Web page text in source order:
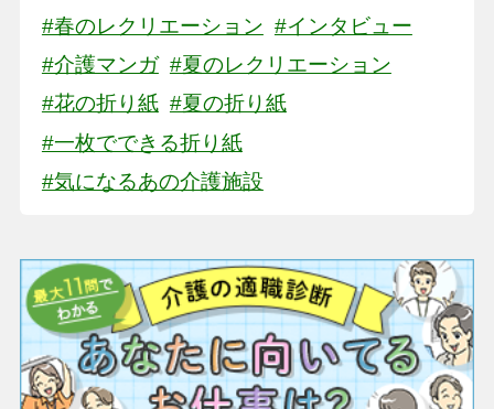
#春のレクリエーション #インタビュー
#介護マンガ #夏のレクリエーション
#花の折り紙 #夏の折り紙
#一枚でできる折り紙
#気になるあの介護施設